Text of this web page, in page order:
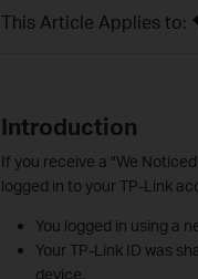
This Article Applies to:
Introduction
If you receive a "We
logged in to your TP-Link
You logged in using a
Your TP-Link ID was
device.